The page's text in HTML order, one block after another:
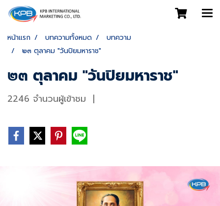
หน้าแรก บทความทั้งหมด
บทความ
๒๓ ตุลาคม "วันปิยมหาราช"
๒๓ ตุลาคม "วันปิยมหาราช"
2246 จำนวนผู้เข้าชม |